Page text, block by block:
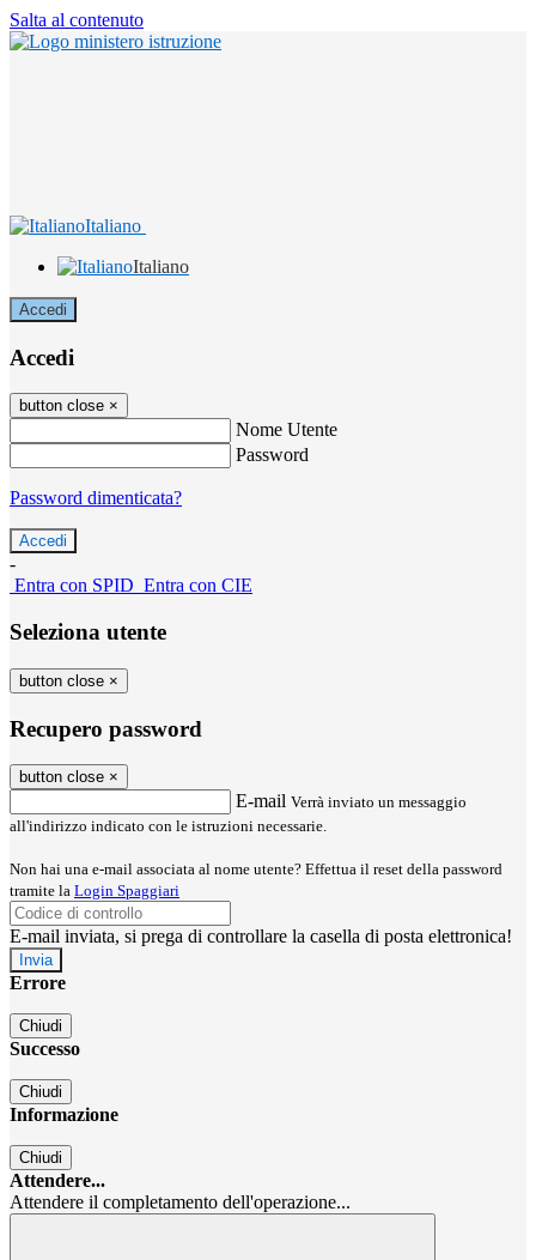
Salta al contenuto
Italiano
Italiano
Accedi
Accedi
button close ×
Nome Utente
Password
Password dimenticata?
-
Entra con SPID Entra con CIE
Seleziona utente
button close ×
Recupero password
button close ×
E-mail Verrà inviato un messaggio
all'indirizzo indicato con le istruzioni necessarie.
Non hai una e-mail associata al nome utente? Effettua il reset della password
tramite la Login Spaggiari
E-mail inviata, si prega di controllare la casella di posta elettronica!
Errore
Chiudi
Successo
Chiudi
Informazione
Chiudi
Attendere...
Attendere il completamento dell'operazione...